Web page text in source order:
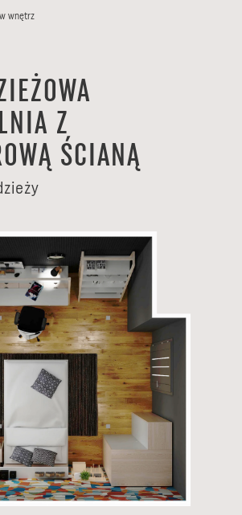
wnętrz
Z
ŚCIANĄ